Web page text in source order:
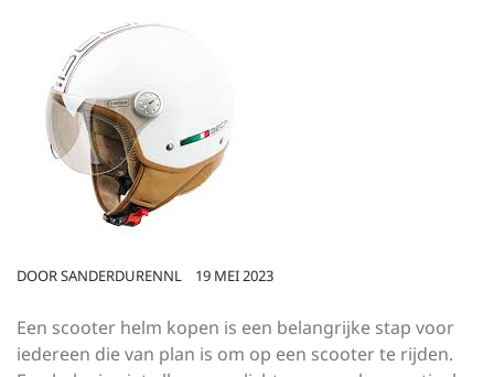
DOORSANDERDURENNL 19 MEI 2023
Een scooter helm kopen is een belangrijke stap voor
iedereen die van plan is om op een scooter te rijden.